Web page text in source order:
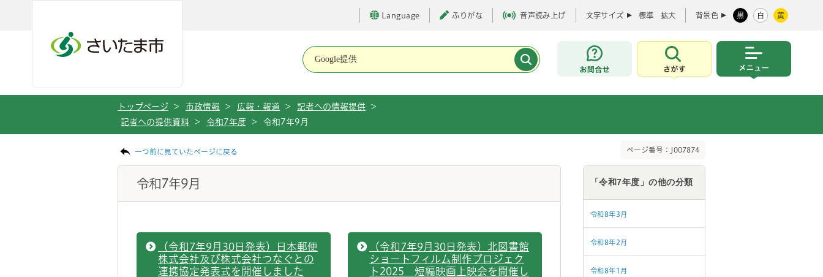
Language ふりがな 音声読み上げ 文字サイズ 標準 拡大 背景色 黒 白 黄
お問合せ
さがす
トップページ > 市政情報 > 広報・報道 > 記者への情報提供
>
記者への提供資料
> 令和7年度 > 令和7年9月
一つ前に見ていたページに戻る ページ番号：J007874
令和7年9月
（令和7年9月30日発表）日本郵便
株式会社及び株式会社つなぐとの
連携協定発表式を開催しました
（令和7年9月30日発表）北図書館
ショートフィルム制作プロジェク
ト2025 短編映画上映会を開催し
「令和7年度」の他の分類
令和8年3月
令和8年2月
令和8年1月